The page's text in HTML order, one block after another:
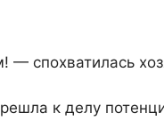
— спохватилась
к делу